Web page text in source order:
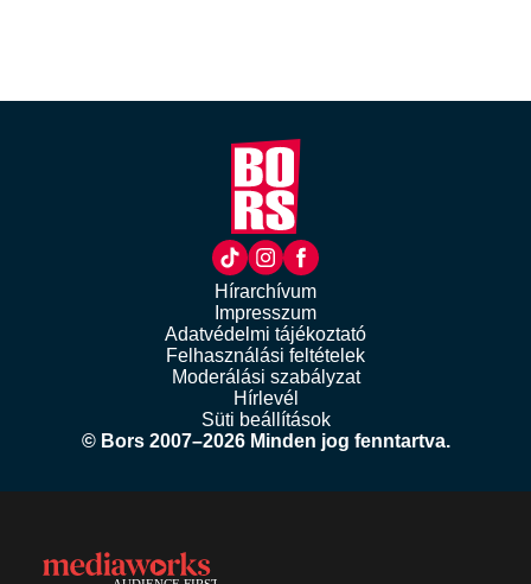
Hírarchívum
Impresszum
Adatvédelmi tájékoztató
Felhasználási feltételek
Moderálási szabályzat
Hírlevél
Süti beállítások
© Bors 2007–2026 Minden jog fenntartva.